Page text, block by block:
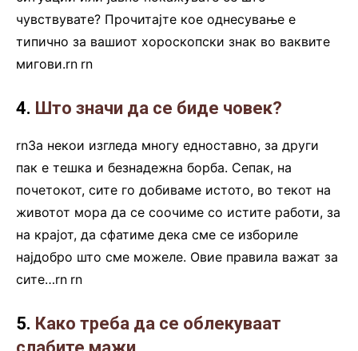
чувствувате? Прочитајте кое однесување е
типично за вашиот хороскопски знак во ваквите
мигови.rn rn
4. Што значи да се биде човек?
rnЗа некои изгледа многу едноставно, за други
пак е тешка и безнадежна борба. Сепак, на
почетокот, сите го добиваме истото, во текот на
животот мора да се соочиме со истите работи, за
на крајот, да сфатиме дека сме се избориле
најдобро што сме можеле. Овие правила важат за
сите…rn rn
5. Како треба да се облекуваат